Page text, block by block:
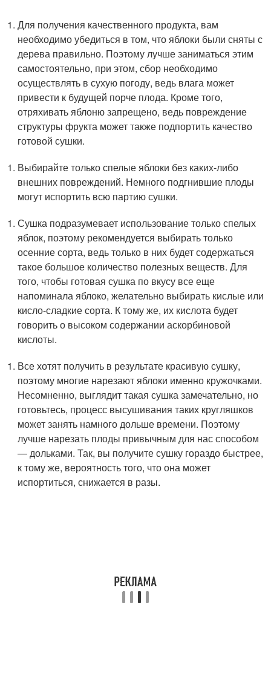
Для получения качественного продукта, вам
необходимо убедиться в том, что яблоки были сняты с
дерева правильно. Поэтому лучше заниматься этим
самостоятельно, при этом, сбор необходимо
осуществлять в сухую погоду, ведь влага может
привести к будущей порче плода. Кроме того,
отряхивать яблоню запрещено, ведь повреждение
структуры фрукта может также подпортить качество
готовой сушки.
Выбирайте только спелые яблоки без каких-либо
внешних повреждений. Немного подгнившие плоды
могут испортить всю партию сушки.
Сушка подразумевает использование только спелых
яблок, поэтому рекомендуется выбирать только
осенние сорта, ведь только в них будет содержаться
такое большое количество полезных веществ. Для
того, чтобы готовая сушка по вкусу все еще
напоминала яблоко, желательно выбирать кислые или
кисло-сладкие сорта. К тому же, их кислота будет
говорить о высоком содержании аскорбиновой
кислоты.
Все хотят получить в результате красивую сушку,
поэтому многие нарезают яблоки именно кружочками.
Несомненно, выглядит такая сушка замечательно, но
готовьтесь, процесс высушивания таких кругляшков
может занять намного дольше времени. Поэтому
лучше нарезать плоды привычным для нас способом
— дольками. Так, вы получите сушку гораздо быстрее,
к тому же, вероятность того, что она может
испортиться, снижается в разы.